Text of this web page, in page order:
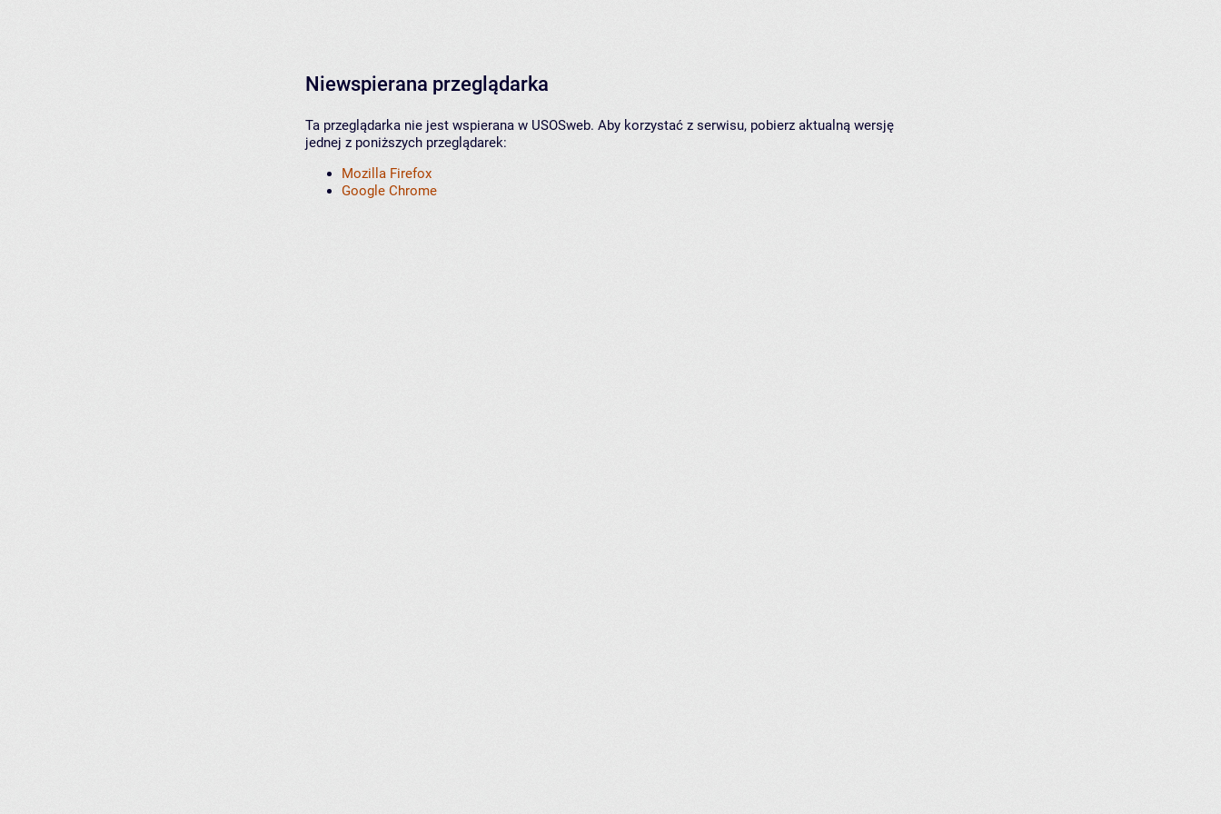
Niewspierana przeglądarka
Ta przeglądarka nie jest wspierana w USOSweb. Aby korzystać z serwisu, pobierz aktualną wersję
jednej z poniższych przeglądarek:
Mozilla Firefox
Google Chrome